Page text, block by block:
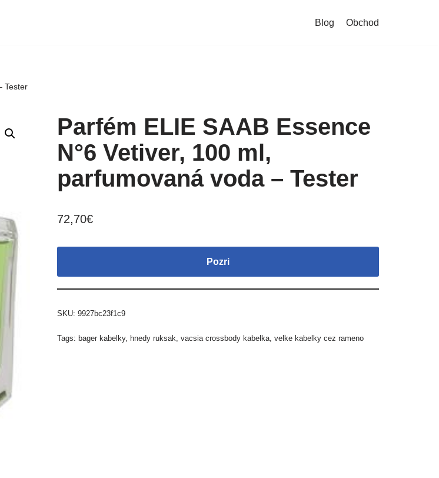
Blog Obchod
Tester
Parfém ELIE SAAB Essence
N°6 Vetiver, 100 ml,
parfumovaná voda – Tester
72,70€
Pozri
SKU: 9927bc23f1c9
Tags: bager kabelky, hnedy ruksak, vacsia crossbody kabelka, velke kabelky cez rameno